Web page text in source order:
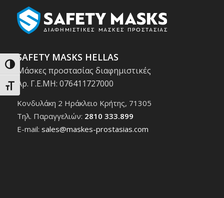
Εναλλαγή Υψηλής Αντίθεσης
Εναλλαγή Μεγέθους Γραμμάτων
SAFETY MASKS HELLAS
Μάσκες προστασίας διαφημιστικές
Αρ. Γ.Ε.ΜΗ: 076411727000
Κονδυλάκη 2 Ηράκλειο Κρήτης, 71305
Τηλ. Παραγγελιών: 2810 333.899
E-mail: sales@maskes-prostasias.com